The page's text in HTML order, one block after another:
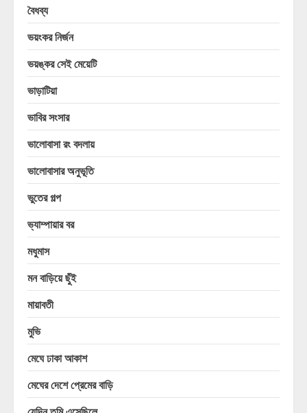
বৈধব্য
ভয়ংকর নির্জন
ভয়ঙ্কর সেই মেয়েটি
ভাড়াটিয়া
ভাবির সংসার
ভালোবাসা রং বদলায়
ভালোবাসার অনুভূতি
ভুতের গল্প
ভ্যাম্পায়ার বর
মধুমাস
মন বাড়িয়ে ছুঁই
মায়াবতী
মুভি
মেঘে ঢাকা আকাশ
মেঘের দেশে প্রেমের বাড়ি